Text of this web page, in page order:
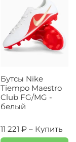
Бутсы Nike
Tiempo Maestro
Club FG/MG -
белый
11 221 ₽ – Купить